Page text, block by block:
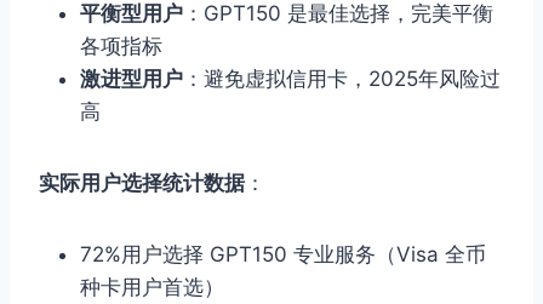
平衡型用户 ：GPT150 是最佳选择，完美平衡
各项指标
激进型用户 ：避免虚拟信用卡，2025年风险过
高
实际用户选择统计数据：
72%用户选择 GPT150 专业服务（Visa 全币
种卡用户首选）